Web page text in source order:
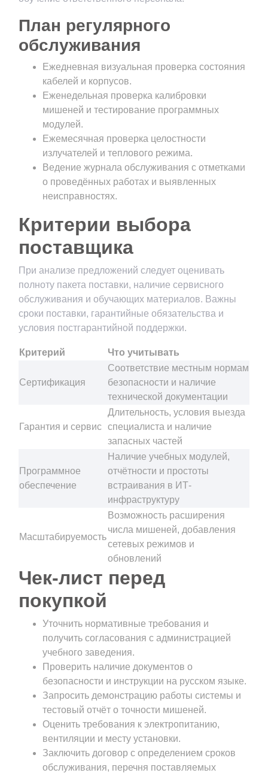
План регулярного
обслуживания
Ежедневная визуальная проверка состояния
кабелей и корпусов.
Еженедельная проверка калибровки
мишеней и тестирование программных
модулей.
Ежемесячная проверка целостности
излучателей и теплового режима.
Ведение журнала обслуживания с отметками
о проведённых работах и выявленных
неисправностях.
Критерии выбора
поставщика
При анализе предложений следует оценивать
полноту пакета поставки, наличие сервисного
обслуживания и обучающих материалов. Важны
сроки поставки, гарантийные обязательства и
условия постгарантийной поддержки.
Критерий Что учитывать
Сертификация
Соответствие местным нормам
безопасности и наличие
технической документации
Гарантия и сервис
Длительность, условия выезда
специалиста и наличие
запасных частей
Программное
обеспечение
Наличие учебных модулей,
отчётности и простоты
встраивания в ИТ-
инфраструктуру
Масштабируемость
Возможность расширения
числа мишеней, добавления
сетевых режимов и
обновлений
Чек-лист перед
покупкой
Уточнить нормативные требования и
получить согласования с администрацией
учебного заведения.
Проверить наличие документов о
безопасности и инструкции на русском языке.
Запросить демонстрацию работы системы и
тестовый отчёт о точности мишеней.
Оценить требования к электропитанию,
вентиляции и месту установки.
Заключить договор с определением сроков
обслуживания, перечня поставляемых